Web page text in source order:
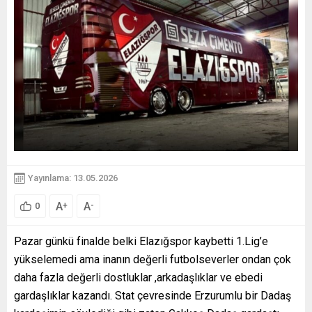
Yayınlama: 13.05.2026
0 A+ A-
Pazar günkü finalde belki Elazığspor kaybetti 1.Lig’e
yükselemedi ama inanın değerli futbolseverler ondan çok
daha fazla değerli dostluklar ,arkadaşlıklar ve ebedi
gardaşlıklar kazandı. Stat çevresinde Erzurumlu bir Dadaş